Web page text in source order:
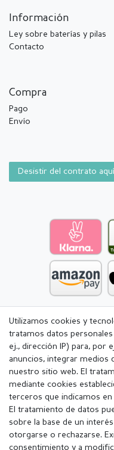
Información
Ley sobre baterías y pilas
Contacto
Compra
Pago
Envío
Desistir del contrato aquí
Utilizamos cookies y
tratamos datos
ej., dirección IP) para, por
anuncios, integrar medios
nuestro sitio web. El
mediante cookies
terceros que indicamos
El tratamiento de datos
sobre la base de un
otorgarse o rechazarse.
consentimiento y a